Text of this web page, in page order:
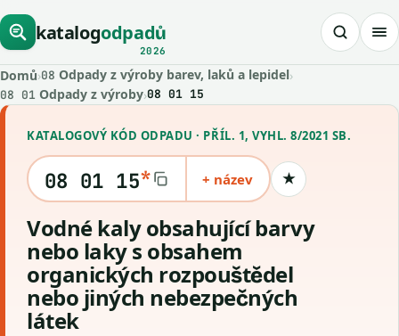
katalogodpadů
2026
Domů›08 Odpady z výroby barev, laků a lepidel›
08 01 Odpady z výroby›08 01 15
KATALOGOVÝ KÓD ODPADU · PŘÍL. 1, VYHL. 8/2021 SB.
08 01 15* + název ★Uložit kód
Vodné kaly obsahující barvy
nebo laky s obsahem
organických rozpouštědel
nebo jiných nebezpečných
látek